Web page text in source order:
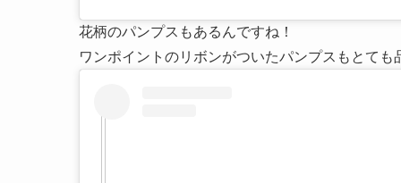
花柄のパンプスもあるんですね！
ワンポイントのリボンがついたパンプスもとても